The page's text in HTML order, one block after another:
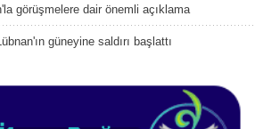
görüşmelere dair önemli açıklama
güneyine saldırı başlattı